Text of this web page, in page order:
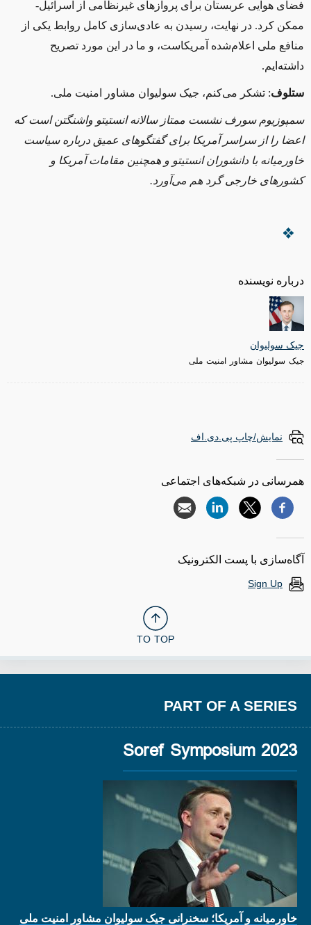
درباره نویسنده
جیک سولیوان
جیک سولیوان مشاور امنیت ملی
فضای هوایی عربستان برای پروازهای غیرنظامی از اسرائیل-
ممکن کرد. در نهایت، رسیدن به عادی‌سازی کامل روابط یکی از
منافع ملی اعلام‌شده آمریکاست، و ما در این مورد تصریح
داشته‌ایم.
ستلوف: تشکر می‌کنم، جیک سولیوان مشاور امنیت ملی.
سمپوزیوم سورف نشست ممتاز سالانه انستیتو واشنگتن است که
اعضا را از سراسر آمریکا برای گفتگوهای عمیق درباره سیاست
خاورمیانه با دانشوران انستیتو و همچنین مقامات آمریکا و
کشورهای خارجی گرد هم می‌آورد.
نمایش/چاپ پی.دی.اف
همرسانی در شبکه‌های اجتماعی
آگاه‌سازی با پست الکترونیک
Sign Up
TO TOP
PART OF A SERIES
2023 Soref Symposium
خاورمیانه و آمریکا؛ سخنرانی جیک سولیوان مشاور امنیت ملی